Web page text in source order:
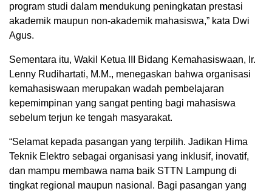
program studi dalam mendukung peningkatan prestasi
akademik maupun non-akademik mahasiswa,” kata Dwi
Agus.
Sementara itu, Wakil Ketua III Bidang Kemahasiswaan, Ir.
Lenny Rudihartati, M.M., menegaskan bahwa organisasi
kemahasiswaan merupakan wadah pembelajaran
kepemimpinan yang sangat penting bagi mahasiswa
sebelum terjun ke tengah masyarakat.
“Selamat kepada pasangan yang terpilih. Jadikan Hima
Teknik Elektro sebagai organisasi yang inklusif, inovatif,
dan mampu membawa nama baik STTN Lampung di
tingkat regional maupun nasional. Bagi pasangan yang